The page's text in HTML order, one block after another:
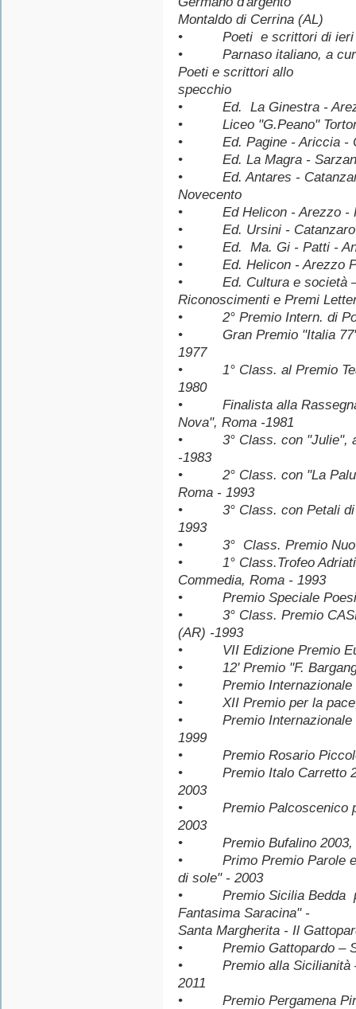
Montaldo di Cerrina (AL)
• Poeti e scrittori di ieri e
• Parnaso italiano, a cura
Poeti e scrittori allo
specchio
• Ed. La Ginestra -
• Liceo "G.Peano"
• Ed. Pagine - Ariccia -
• Ed. La Magra - Sarzana
• Ed. Antares - Catanzaro
Novecento
• Ed Helicon - Arezzo -
• Ed. Ursini - Catanzaro -
• Ed. Ma. Gi - Patti -
• Ed. Helicon - Arezzo
• Ed. Cultura e società –
Riconoscimenti e Premi
• 2° Premio Intern. di
• Gran Premio "Italia 77"
1977
• 1° Class. al Premio
1980
• Finalista alla Rassegna
Nova", Roma -1981
• 3° Class. con "Julie", al
-1983
• 2° Class. con "La
Roma - 1993
• 3° Class. con Petali di
1993
• 3° Class. Premio Nuovi
• 1° Class.Trofeo
Commedia, Roma - 1993
• Premio Speciale Poesia
• 3° Class. Premio
(AR) -1993
• VII Edizione Premio
• 12' Premio "F.
• Premio Internazionale
• XII Premio per la pace,
• Premio Internazionale
1999
• Premio Rosario
• Premio Italo Carretto
2003
• Premio Palcoscenico
2003
• Premio Bufalino 2003,
• Primo Premio Parole ed
di sole" - 2003
• Premio Sicilia Bedda
Fantasima Saracina" -
Santa Margherita - Il
• Premio Gattopardo –
• Premio alla Sicilianità –
2011
• Premio Pergamena